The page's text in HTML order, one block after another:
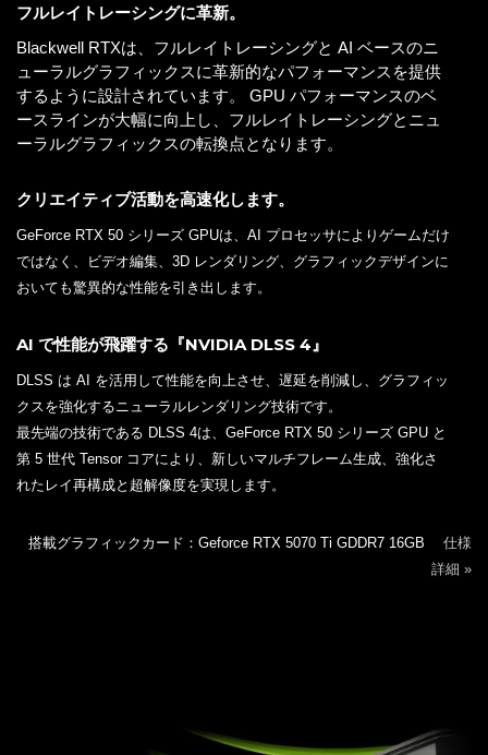
フルレイトレーシングに革新。
Blackwell RTXは、フルレイトレーシングと AI ベースのニ
ューラルグラフィックスに革新的なパフォーマンスを提供
するように設計されています。 GPU パフォーマンスのベ
ースラインが大幅に向上し、フルレイトレーシングとニュ
ーラルグラフィックスの転換点となります。
クリエイティブ活動を高速化します。
GeForce RTX 50 シリーズ GPUは、AI プロセッサによりゲームだけ
ではなく、ビデオ編集、3D レンダリング、グラフィックデザインに
おいても驚異的な性能を引き出します。
AI で性能が飛躍する『NVIDIA DLSS 4』
DLSS は AI を活用して性能を向上させ、遅延を削減し、グラフィッ
クスを強化するニューラルレンダリング技術です。
最先端の技術である DLSS 4は、GeForce RTX 50 シリーズ GPU と
第 5 世代 Tensor コアにより、新しいマルチフレーム生成、強化さ
れたレイ再構成と超解像度を実現します。
搭載グラフィックカード：Geforce RTX 5070 Ti GDDR7 16GB 仕様
詳細 »